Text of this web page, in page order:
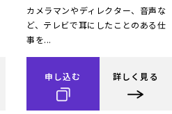
カメラマンやディレクター、音声な
ど、テレビで耳にしたことのある仕
事を...
申し込む 詳しく見る